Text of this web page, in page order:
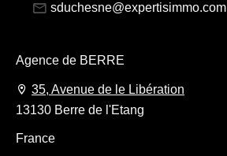
sduchesne@expertisimmo.com
Agence de BERRE
35, Avenue de le Libération
13130 Berre de l'Etang
France